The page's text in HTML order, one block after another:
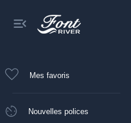
Mes favoris
Nouvelles polices